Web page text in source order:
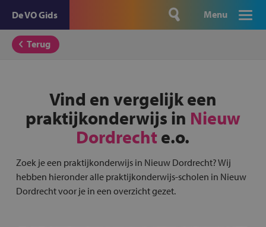
De VO Gids Menu
Terug
Vind en vergelijk een
praktijkonderwijs in Nieuw
Dordrecht e.o.
Zoek je een praktijkonderwijs in Nieuw Dordrecht? Wij
hebben hieronder alle praktijkonderwijs-scholen in Nieuw
Dordrecht voor je in een overzicht gezet.